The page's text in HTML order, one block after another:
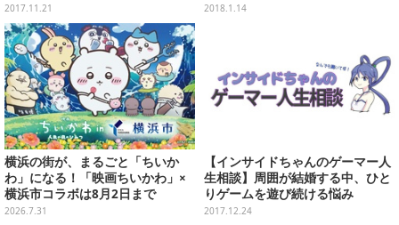
2017.11.21 2018.1.14
横浜の街が、まるごと「ちいか
わ」になる！「映画ちいかわ」×
横浜市コラボは8月2日まで
2026.7.31
【インサイドちゃんのゲーマー人
生相談】周囲が結婚する中、ひと
りゲームを遊び続ける悩み
2017.12.24